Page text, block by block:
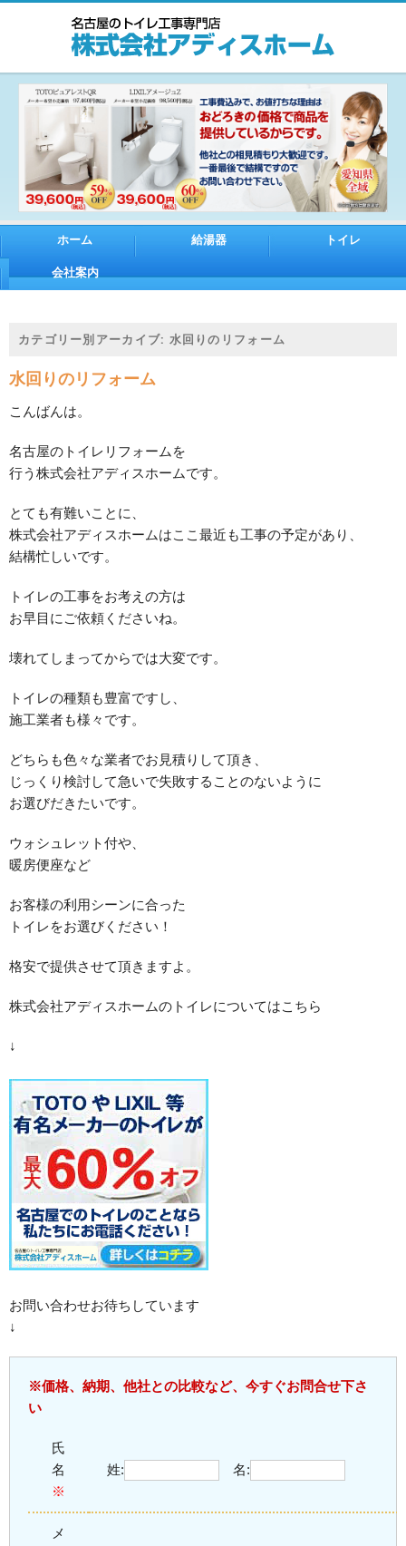
ホーム 給湯器 トイレ
会社案内
カテゴリー別アーカイブ: 水回りのリフォーム
水回りのリフォーム
こんばんは。
名古屋のトイレリフォームを
行う株式会社アディスホームです。
とても有難いことに、
株式会社アディスホームはここ最近も工事の予定があり、
結構忙しいです。
トイレの工事をお考えの方は
お早目にご依頼くださいね。
壊れてしまってからでは大変です。
トイレの種類も豊富ですし、
施工業者も様々です。
どちらも色々な業者でお見積りして頂き、
じっくり検討して急いで失敗することのないように
お選びだきたいです。
ウォシュレット付や、
暖房便座など
お客様の利用シーンに合った
トイレをお選びください！
格安で提供させて頂きますよ。
株式会社アディスホームのトイレについてはこちら
↓
お問い合わせお待ちしています
↓
※価格、納期、他社との比較など、今すぐお問合せ下さ
い
氏
名
※
姓: 名:
メ